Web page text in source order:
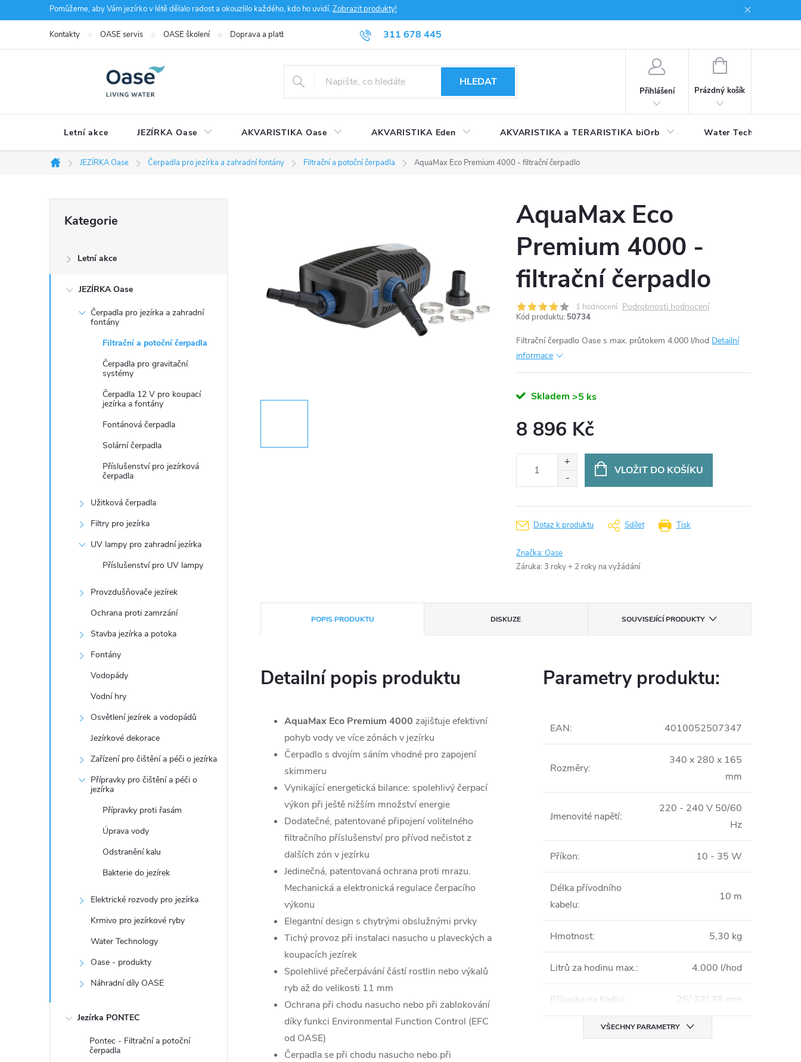
na
Pomůžeme, aby Vám jezírko v létě dělalo radost a okouzlilo každého, kdo ho uvidí.Zobrazit produkty!
311 678 445
Kontakty OASE servis OASE školení Doprava a platba Obchodní podmínky Ochrana údajů
HLEDAT
Přihlášení
NÁKUPNÍ
Prázdný košík
Letní akce JEZÍRKA Oase AKVARISTIKA Oase AKVARISTIKA Eden AKVARISTIKA a TERARISTIKA biOrb Water Technology
Domů
JEZÍRKA Oase Čerpadla pro jezírka a zahradní fontány Filtrační a potoční čerpadla AquaMax Eco Premium 4000 - filtrační čerpadlo
s
kategorie
Kategorie
Letní akce
JEZÍRKA Oase
Čerpadla pro jezírka a zahradní
fontány
Filtrační a potoční čerpadla
Čerpadla pro gravitační
systémy
Čerpadla 12 V pro koupací
jezírka a fontány
Fontánová čerpadla
Solární čerpadla
Příslušenství pro jezírková
čerpadla
Užitková čerpadla
Filtry pro jezírka
UV lampy pro zahradní jezírka
Příslušenství pro UV lampy
Provzdušňovače jezírek
Ochrana proti zamrzání
Stavba jezírka a potoka
Fontány
Vodopády
Vodní hry
Osvětlení jezírek a vodopádů
Jezírkové dekorace
Zařízení pro čištění a péči o jezírka
Přípravky pro čištění a péči o
jezírka
Přípravky proti řasám
Úprava vody
Odstranění kalu
Bakterie do jezírek
Elektrické rozvody pro jezírka
Krmivo pro jezírkové ryby
Water Technology
Oase - produkty
Náhradní díly OASE
Jezírka PONTEC
Pontec - Filtrační a potoční
čerpadla
AquaMax Eco
Premium 4000 -
filtrační čerpadlo
1 hodnocení Podrobnosti hodnocení
Kód produktu: 50734
Filtrační čerpadlo Oase s max. průtokem 4.000 l/hod Detailní
informace
Skladem >5 ks
8 896 Kč
VLOŽIT DO KOŠÍKU
Tisk
Dotaz k produktu Sdílet
Značka:Oase
Záruka: 3 roky + 2 roky na vyžádání
POPIS PRODUKTU DISKUZE SOUVISEJÍCÍ PRODUKTY
Detailní popis produktu
AquaMax Eco Premium 4000 zajišťuje efektivní
pohyb vody ve více zónách v jezírku
Čerpadlo s dvojím sáním vhodné pro zapojení
skimmeru
Vynikající energetická bilance: spolehlivý čerpací
výkon při ještě nižším množství energie
Dodatečné, patentované připojení volitelného
filtračního příslušenství pro přívod nečistot z
dalších zón v jezírku
Jedinečná, patentovaná ochrana proti mrazu.
Mechanická a elektronická regulace čerpacího
výkonu
Elegantní design s chytrými obslužnými prvky
Tichý provoz při instalaci nasucho u plaveckých a
koupacích jezírek
Spolehlivé přečerpávání částí rostlin nebo výkalů
ryb až do velikosti 11 mm
Ochrana při chodu nasucho nebo při zablokování
díky funkci Environmental Function Control (EFC
od OASE)
Čerpadla se při chodu nasucho nebo při
Parametry produktu:
EAN: 4010052507347
Rozměry:
340 x 280 x 165
mm
Jmenovité napětí:
220 - 240 V 50/60
Hz
Příkon: 10 - 35 W
Délka přívodního
kabelu:
10 m
Hmotnost: 5,30 kg
Litrů za hodinu max.: 4.000 l/hod
Přípojka na hadici: 25/ 32/ 38 mm
VŠECHNY PARAMETRY